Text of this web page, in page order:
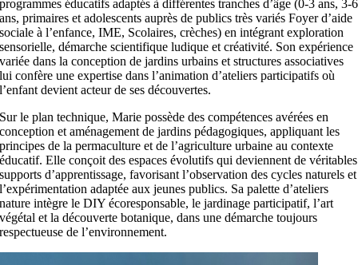
programmes éducatifs adaptés à différentes tranches d’âge (0-3 ans, 3-6
ans, primaires et adolescents auprès de publics très variés Foyer d’aide
sociale à l’enfance, IME, Scolaires, crèches) en intégrant exploration
sensorielle, démarche scientifique ludique et créativité. Son expérience
variée dans la conception de jardins urbains et structures associatives
lui confère une expertise dans l’animation d’ateliers participatifs où
l’enfant devient acteur de ses découvertes.
Sur le plan technique, Marie possède des compétences avérées en
conception et aménagement de jardins pédagogiques, appliquant les
principes de la permaculture et de l’agriculture urbaine au contexte
éducatif. Elle conçoit des espaces évolutifs qui deviennent de véritables
supports d’apprentissage, favorisant l’observation des cycles naturels et
l’expérimentation adaptée aux jeunes publics. Sa palette d’ateliers
nature intègre le DIY écoresponsable, le jardinage participatif, l’art
végétal et la découverte botanique, dans une démarche toujours
respectueuse de l’environnement.